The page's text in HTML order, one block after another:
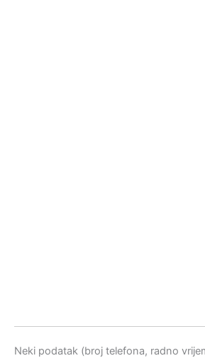
Neki podatak (broj telefona, radno